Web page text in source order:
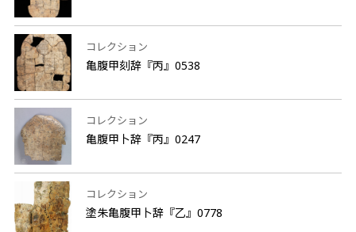
コレクション
亀腹甲刻辞『丙』0538
コレクション
亀腹甲卜辞『丙』0247
コレクション
塗朱亀腹甲卜辞『乙』0778